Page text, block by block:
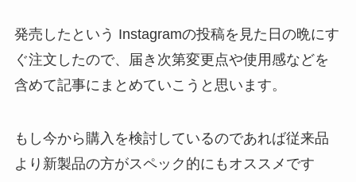
発売したという Instagramの投稿を見た日の晩にす
ぐ注文したので、届き次第変更点や使用感などを
含めて記事にまとめていこうと思います。
もし今から購入を検討しているのであれば従来品
より新製品の方がスペック的にもオススメです